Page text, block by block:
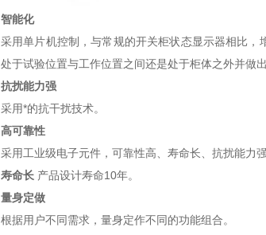
智能化
采用单片机控制，与常规的开关柜状态显示器相比
处于试验位置与工作位置之间还是处于柜体之外并做
抗扰能力强
采用*的抗干扰技术。
高可靠性
采用工业级电子元件，可靠性高、寿命长、抗扰能力
寿命长 产品设计寿命10年。
量身定做
根据用户不同需求，量身定作不同的功能组合。